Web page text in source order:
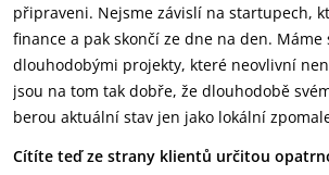
připraveni. Nejsme závislí na startupech,
finance a pak skončí ze dne na den.
dlouhodobými projekty, které neovlivní
jsou na tom tak dobře, že dlouhodobě
berou aktuální stav jen jako lokální
Cítíte teď ze strany klientů určitou